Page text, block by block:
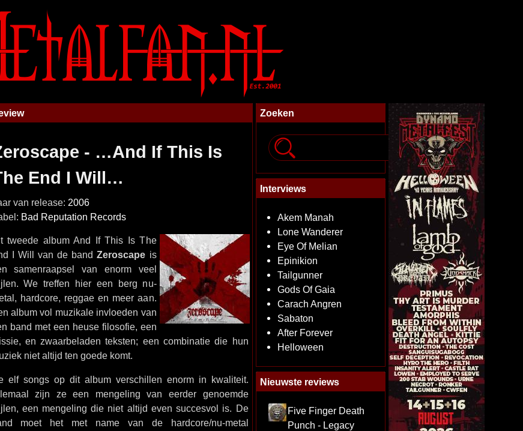
- …And If This Is
End I Will…
van release: 2006
Bad Reputation Records
tweede album And If This Is The
I Will van de bandZeroscape is
samenraapsel van enorm veel
We treffen hier een berg nu-
hardcore, reggae en meer aan.
album vol muzikale invloeden van
band met een heuse filosofie, een
en zwaarbeladen teksten; een combinatie die hun
niet altijd ten goede komt.
elf songs op dit album verschillen enorm in kwaliteit.
zijn ze een mengeling van eerder genoemde
een mengeling die niet altijd even succesvol is. De
moet het met name van de hardcore/nu-metal
Zoeken
Interviews
Akem Manah
Lone Wanderer
Eye Of Melian
Epinikion
Tailgunner
Gods Of Gaia
Carach Angren
Sabaton
After Forever
Helloween
Nieuwste reviews
Five Finger Death
Punch - Legacy